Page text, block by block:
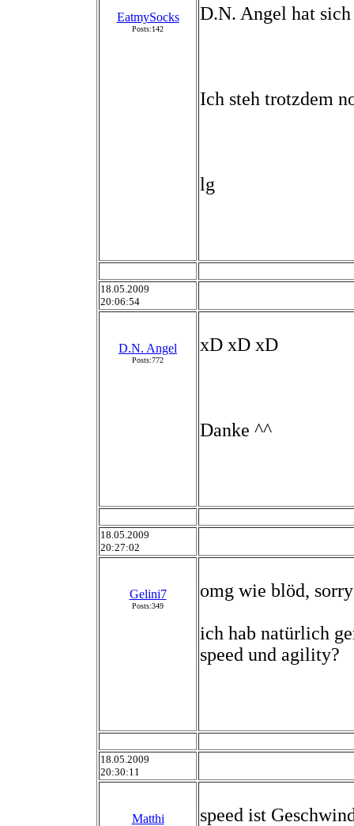
EatmySocks
Posts:142
D.N. Angel hat
Ich steh trotzdem
lg
18.05.2009
20:06:54
D.N. Angel
Posts:772
xD xD xD
Danke ^^
18.05.2009
20:27:02
Gelini7
Posts:349
omg wie blöd,
ich hab natürlich
speed und agility?
18.05.2009
20:30:11
Matthi
speed ist